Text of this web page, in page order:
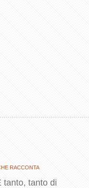
RACCONTA
tanto, tanto di